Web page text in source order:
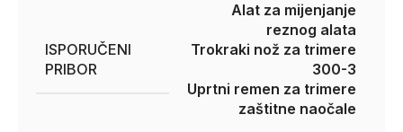
ISPORUČENI
PRIBOR
Alat za mijenjanje
reznog alata
Trokraki nož za trimere
300-3
Uprtni remen za trimere
zaštitne naočale